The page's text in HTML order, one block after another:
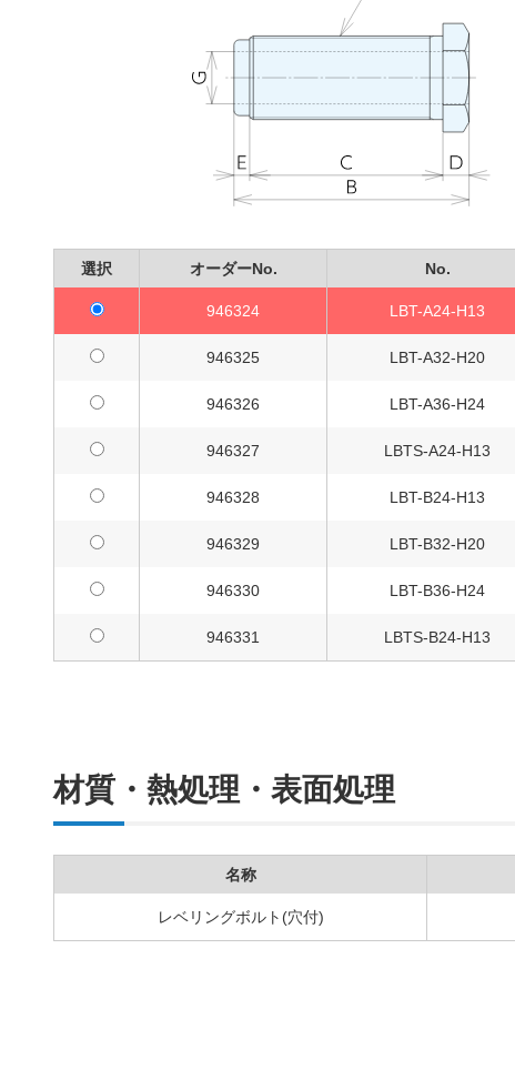
選択 オーダーNo. No.
946324 LBT-A24-H13
946325 LBT-A32-H20
946326 LBT-A36-H24
946327 LBTS-A24-H13
946328 LBT-B24-H13
946329 LBT-B32-H20
946330 LBT-B36-H24
946331 LBTS-B24-H13
材質・熱処理・表面処理
名称
レベリングボルト(穴付)